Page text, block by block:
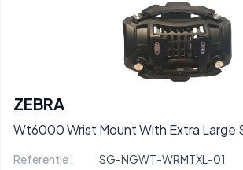
ZEBRA
Wt6000 Wrist Mount With Extra Large
Referentie :
SG-NGWT-WRMTXL-01